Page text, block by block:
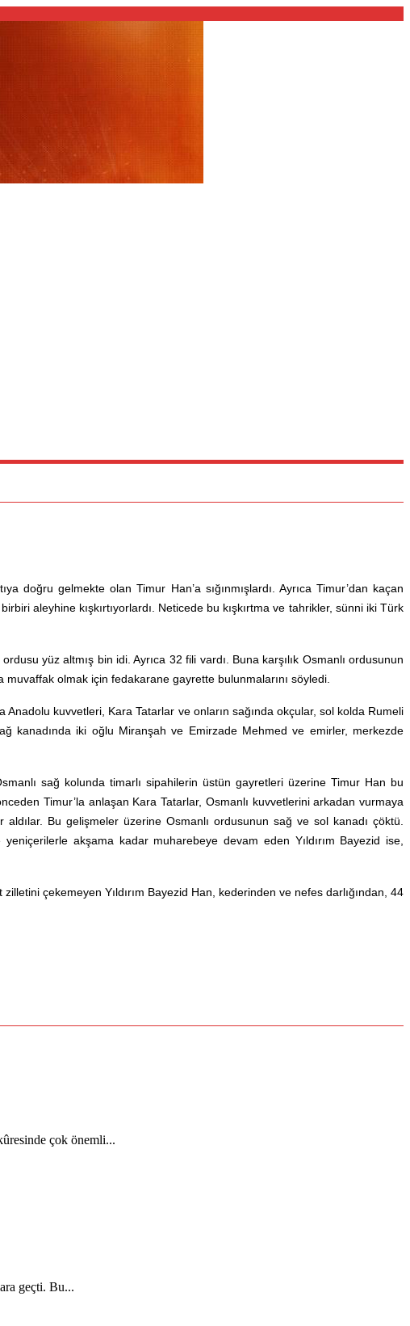
doğru gelmekte olan Timur Han’a sığınmışlardı. Ayrıca Timur’dan kaçan
aleyhine kışkırtıyorlardı. Neticede bu kışkırtma ve tahrikler, sünni iki Türk
yüz altmış bin idi. Ayrıca 32 fili vardı. Buna karşılık Osmanlı ordusunun
olmak için fedakarane gayrette bulunmalarını söyledi.
kuvvetleri, Kara Tatarlar ve onların sağında okçular, sol kolda Rumeli
kanadında iki oğlu Miranşah ve Emirzade Mehmed ve emirler, merkezde
sağ kolunda timarlı sipahilerin üstün gayretleri üzerine Timur Han bu
Timur’la anlaşan Kara Tatarlar, Osmanlı kuvvetlerini arkadan vurmaya
Bu gelişmeler üzerine Osmanlı ordusunun sağ ve sol kanadı çöktü.
akşama kadar muharebeye devam eden Yıldırım Bayezid ise,
çekemeyen Yıldırım Bayezid Han, kederinden ve nefes darlığından, 44
çok önemli...
geçti. Bu...